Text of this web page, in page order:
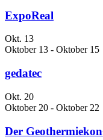
ExpoReal
Okt. 13
Oktober 13 - Oktober 15
gedatec
Okt. 20
Oktober 20 - Oktober 22
Der